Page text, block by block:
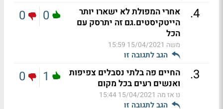
4
.
אחרי המפולת לא ישארו יותר
הייטקיסטים.גם זה יתרסק עם
הכל
משה 15/04/2021 15:59
הגב לתגובה זו
0
0
3
.
החיים פה בלתי נסבלים צפיפות
ואנשים רעים בכל מקום
נו אז מה 15/04/2021 15:44
הגב לתגובה זו
1
0